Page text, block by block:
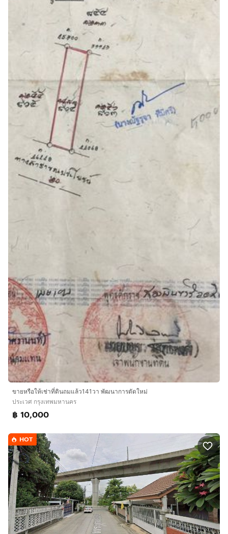
ขายหรือให้เช่าที่ดินถมแล้ว141วา พัฒนาการตัดใหม่
ประเวศ กรุงเทพมหานคร
฿ 10,000
HOT